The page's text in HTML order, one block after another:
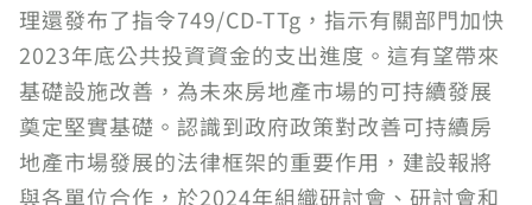
理還發布了指令749/CD-TTg，指示有關部門加快
2023年底公共投資資金的支出進度。這有望帶來
基礎設施改善，為未來房地產市場的可持續發展
奠定堅實基礎。認識到政府政策對改善可持續房
地產市場發展的法律框架的重要作用，建設報將
與各單位合作，於2024年組織研討會、研討會和